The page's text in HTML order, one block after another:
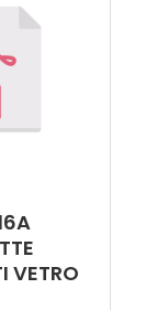
VETRO